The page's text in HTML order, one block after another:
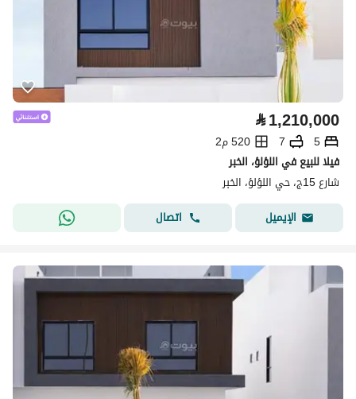
⃁1,210,000
5
7
520 م2
فيلا للبيع في اللؤلؤ، الخبر
شارع 15ج، حي اللؤلؤ، الخبر
الإيميل
اتصال